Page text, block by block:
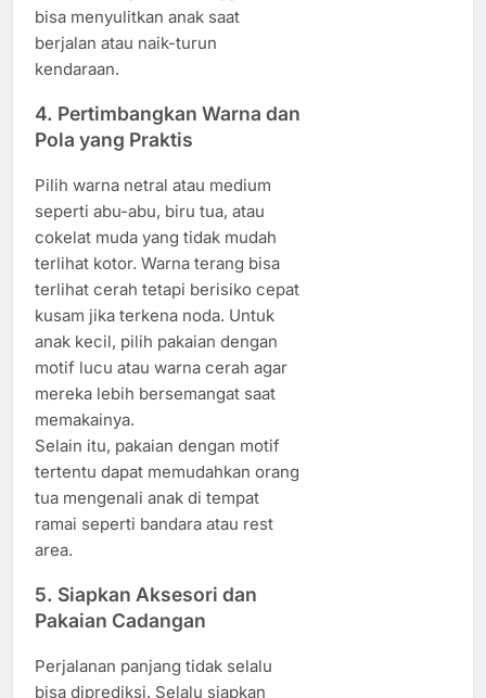
bisa menyulitkan anak saat
berjalan atau naik-turun
kendaraan.
4. Pertimbangkan Warna dan
Pola yang Praktis
Pilih warna netral atau medium
seperti abu-abu, biru tua, atau
cokelat muda yang tidak mudah
terlihat kotor. Warna terang bisa
terlihat cerah tetapi berisiko cepat
kusam jika terkena noda. Untuk
anak kecil, pilih pakaian dengan
motif lucu atau warna cerah agar
mereka lebih bersemangat saat
memakainya.
Selain itu, pakaian dengan motif
tertentu dapat memudahkan orang
tua mengenali anak di tempat
ramai seperti bandara atau rest
area.
5. Siapkan Aksesori dan
Pakaian Cadangan
Perjalanan panjang tidak selalu
bisa diprediksi. Selalu siapkan